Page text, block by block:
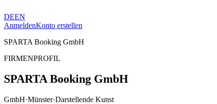
DEEN
AnmeldenKonto erstellen
SPARTA Booking GmbH
FIRMENPROFIL
SPARTA Booking GmbH
GmbH·Münster·Darstellende Kunst